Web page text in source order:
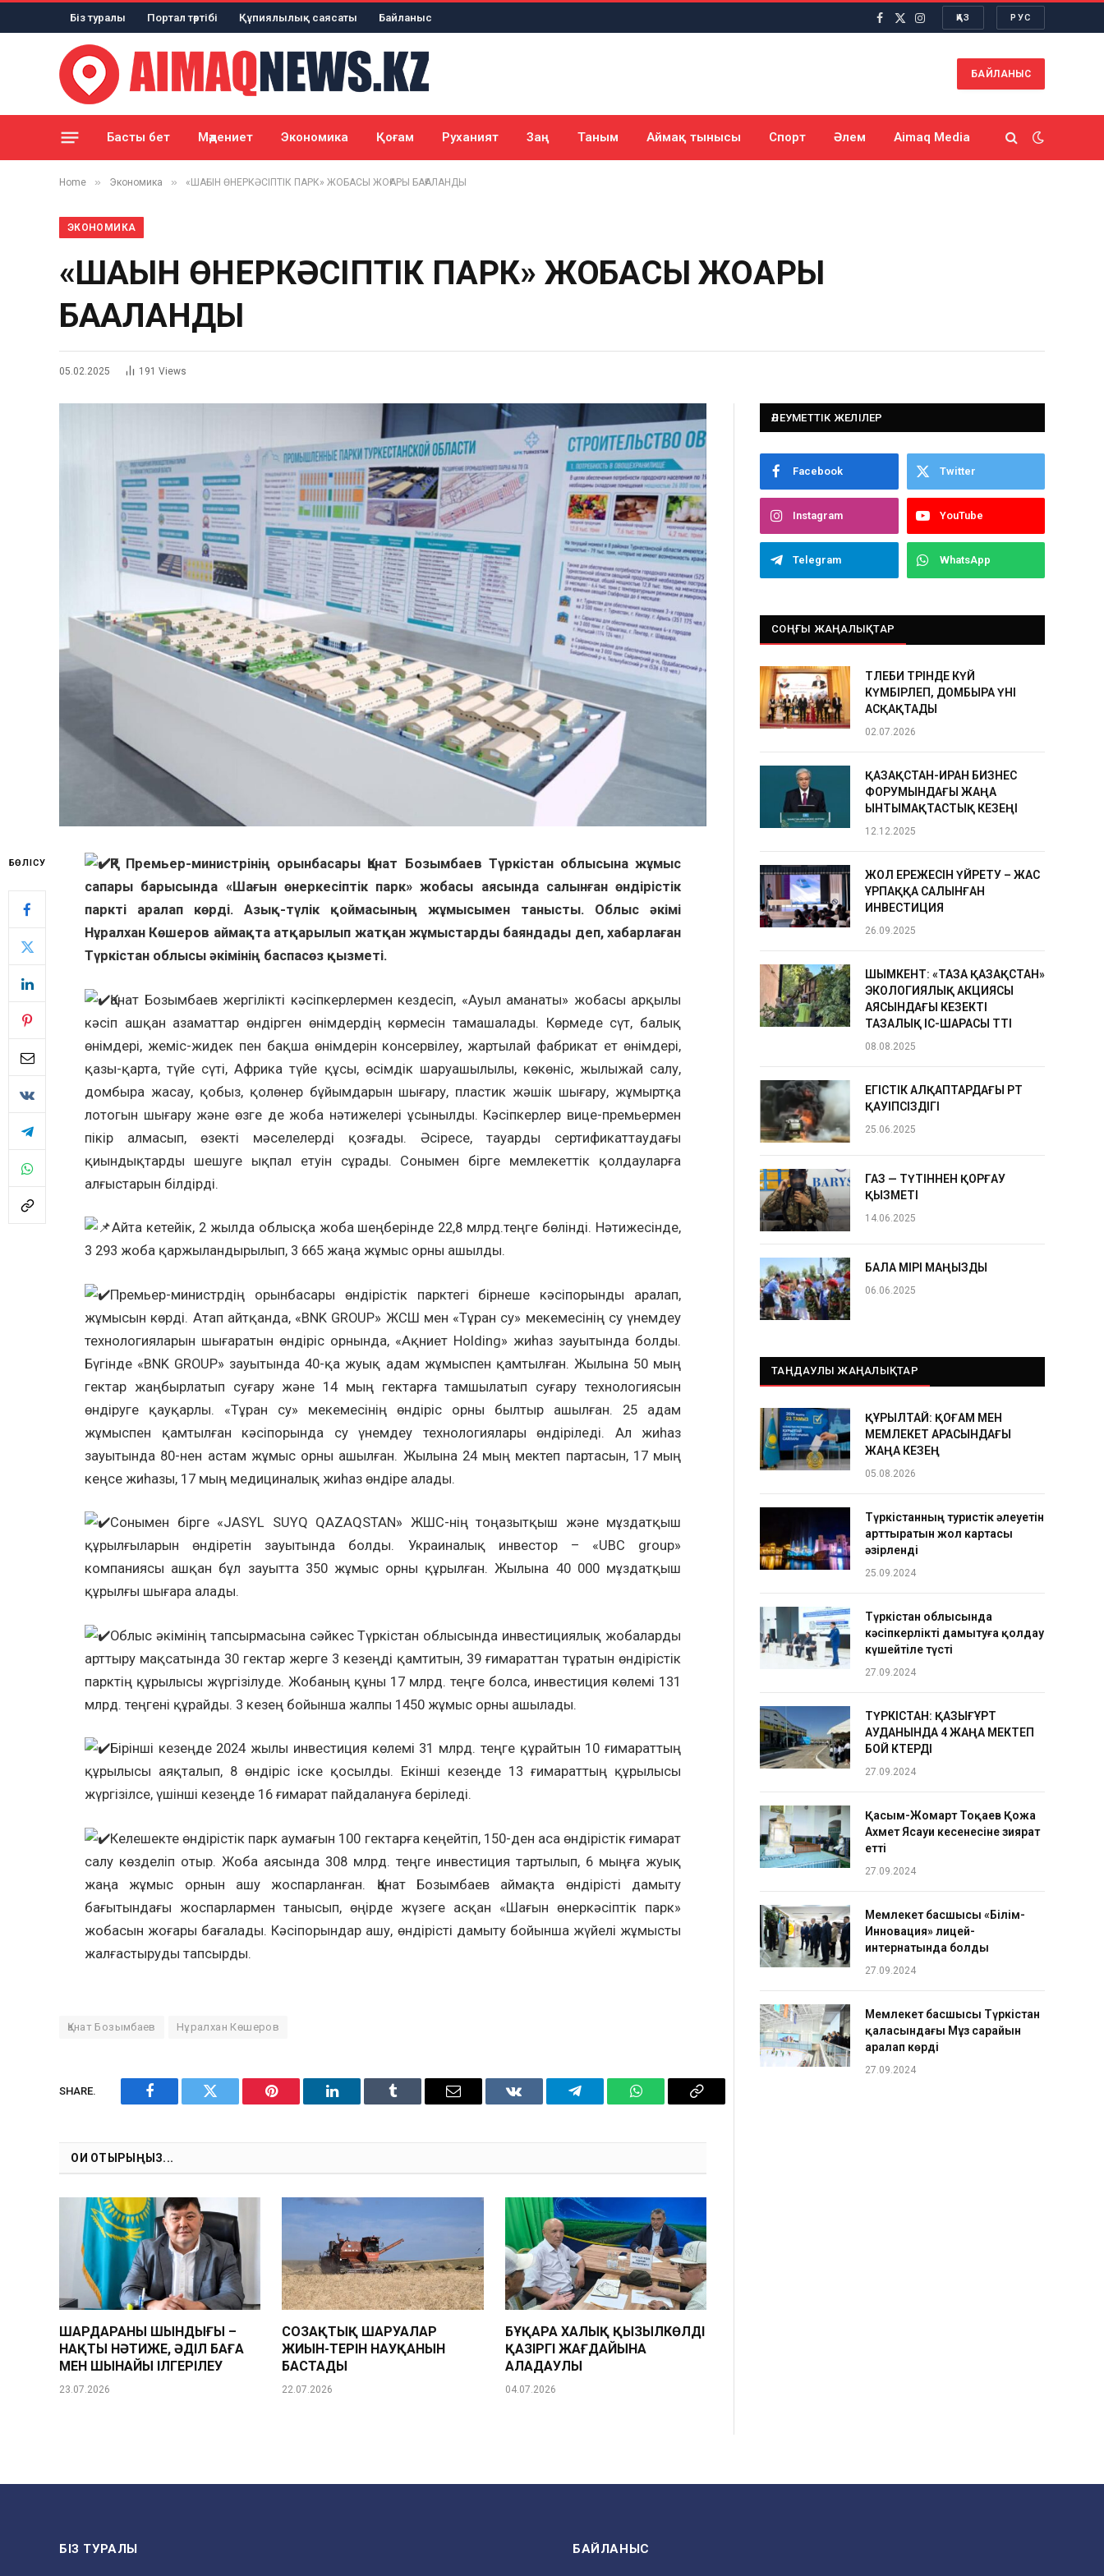
Біз туралы Портал тәртібі Құпиялылық саясаты Байланыс
Facebook
X
Instagram
ҚАЗ РУС
БАЙЛАНЫС
Басты бет Мәдениет Экономика Қоғам Руханият Заң Таным Аймақ тынысы Спорт Әлем Aimaq Media
Home » Экономика » «ШАҒЫН ӨНЕРКӘСІПТІК ПАРК» ЖОБАСЫ ЖОҒАРЫ БАҒАЛАНДЫ
ЭКОНОМИКА
«ШАҒЫН ӨНЕРКӘСІПТІК ПАРК» ЖОБАСЫ ЖОҒАРЫ
БАҒАЛАНДЫ
05.02.2025 191 Views
БӨЛІСУ
ҚР Премьер-министрінің орынбасары Қанат Бозымбаев Түркістан облысына жұмыс
сапары барысында «Шағын өнеркесіптік парк» жобасы аясында салынған өндірістік
паркті аралап көрді. Азық-түлік қоймасының жұмысымен танысты. Облыс әкімі
Нұралхан Көшеров аймақта атқарылып жатқан жұмыстарды баяндады деп, хабарлаған
Түркістан облысы әкімінің баспасөз қызметі.
Қанат Бозымбаев жергілікті кәсіпкерлермен кездесіп, «Ауыл аманаты» жобасы арқылы
кәсіп ашқан азаматтар өндірген өнімдердің көрмесін тамашалады. Көрмеде сүт, балық
өнімдері, жеміс-жидек пен бақша өнімдерін консервілеу, жартылай фабрикат ет өнімдері,
қазы-қарта, түйе сүті, Африка түйе құсы, өсімдік шаруашылылы, көкөніс, жылыжай салу,
домбыра жасау, қобыз, қолөнер бұйымдарын шығару, пластик жәшік шығару, жұмыртқа
лотогын шығару және өзге де жоба нәтижелері ұсынылды. Кәсіпкерлер вице-премьермен
пікір алмасып, өзекті мәселелерді қозғады. Әсіресе, тауарды сертификаттаудағы
қиындықтарды шешуге ықпал етуін сұрады. Сонымен бірге мемлекеттік қолдауларға
алғыстарын білдірді.
Айта кетейік, 2 жылда облысқа жоба шеңберінде 22,8 млрд.теңге бөлінді. Нәтижесінде,
3 293 жоба қаржыландырылып, 3 665 жаңа жұмыс орны ашылды.
Премьер-министрдің орынбасары өндірістік парктегі бірнеше кәсіпорынды аралап,
жұмысын көрді. Атап айтқанда, «BNK GROUP» ЖСШ мен «Тұран су» мекемесінің су үнемдеу
технологияларын шығаратын өндіріс орнында, «Ақниет Holding» жиһаз зауытында болды.
Бүгінде «BNK GROUP» зауытында 40-қа жуық адам жұмыспен қамтылған. Жылына 50 мың
гектар жаңбырлатып суғару және 14 мың гектарға тамшылатып суғару технологиясын
өндіруге қауқарлы. «Тұран су» мекемесінің өндіріс орны былтыр ашылған. 25 адам
жұмыспен қамтылған кәсіпорында су үнемдеу технологиялары өндіріледі. Ал жиһаз
зауытында 80-нен астам жұмыс орны ашылған. Жылына 24 мың мектеп партасын, 17 мың
кеңсе жиһазы, 17 мың медициналық жиһаз өндіре алады.
Сонымен бірге «JASYL SUYQ QAZAQSTAN» ЖШС-нің тоңазытқыш және мұздатқыш
құрылғыларын өндіретін зауытында болды. Украиналық инвестор – «UBC group»
компаниясы ашқан бұл зауытта 350 жұмыс орны құрылған. Жылына 40 000 мұздатқыш
құрылғы шығара алады.
Облыс әкімінің тапсырмасына сәйкес Түркістан облысында инвестициялық жобаларды
арттыру мақсатында 30 гектар жерге 3 кезеңді қамтитын, 39 ғимараттан тұратын өндірістік
парктің құрылысы жүргізілуде. Жобаның құны 17 млрд. теңге болса, инвестиция көлемі 131
млрд. теңгені құрайды. 3 кезең бойынша жалпы 1450 жұмыс орны ашылады.
Бірінші кезеңде 2024 жылы инвестиция көлемі 31 млрд. теңге құрайтын 10 ғимараттың
құрылысы аяқталып, 8 өндіріс іске қосылды. Екінші кезеңде 13 ғимараттың құрылысы
жүргізілсе, үшінші кезеңде 16 ғимарат пайдалануға беріледі.
Келешекте өндірістік парк аумағын 100 гектарға кеңейтіп, 150-ден аса өндірістік ғимарат
салу көзделіп отыр. Жоба аясында 308 млрд. теңге инвестиция тартылып, 6 мыңға жуық
жаңа жұмыс орнын ашу жоспарланған. Қанат Бозымбаев аймақта өндірісті дамыту
бағытындағы жоспарлармен танысып, өңірде жүзеге асқан «Шағын өнеркәсіптік парк»
жобасын жоғары бағалады. Кәсіпорындар ашу, өндірісті дамыту бойынша жүйелі жұмысты
жалғастыруды тапсырды.
Қанат Бозымбаев Нұралхан Көшеров
SHARE.
Facebook Twitter Pinterest LinkedIn Tumblr Email VKontakteTelegram WhatsAppCopy
ОҚИ ОТЫРЫҢЫЗ...
ШАРДАРАНЫҢ ШЫНДЫҒЫ –
НАҚТЫ НӘТИЖЕ, ӘДІЛ БАҒА
МЕН ШЫНАЙЫ ІЛГЕРІЛЕУ
23.07.2026
СОЗАҚТЫҚ ШАРУАЛАР
ЖИЫН-ТЕРІН НАУҚАНЫН
БАСТАДЫ
22.07.2026
БҰҚАРА ХАЛЫҚ ҚЫЗЫЛКӨЛДІҢ
ҚАЗІРГІ ЖАҒДАЙЫНА
АЛАҢДАУЛЫ
04.07.2026
ӘЛЕУМЕТТІК ЖЕЛІЛЕР
Facebook Twitter
Instagram YouTube
Telegram WhatsApp
СОҢҒЫ ЖАҢАЛЫҚТАР
ТӨЛЕБИ ТӨРІНДЕ КҮЙ
КҮМБІРЛЕП, ДОМБЫРА ҮНІ
АСҚАҚТАДЫ
02.07.2026
ҚАЗАҚСТАН-ИРАН БИЗНЕС
ФОРУМЫНДАҒЫ ЖАҢА
ЫНТЫМАҚТАСТЫҚ КЕЗЕҢІ
12.12.2025
ЖОЛ ЕРЕЖЕСІН ҮЙРЕТУ – ЖАС
ҰРПАҚҚА САЛЫНҒАН
ИНВЕСТИЦИЯ
26.09.2025
ШЫМКЕНТ: «ТАЗА ҚАЗАҚСТАН»
ЭКОЛОГИЯЛЫҚ АКЦИЯСЫ
АЯСЫНДАҒЫ КЕЗЕКТІ
ТАЗАЛЫҚ ІС-ШАРАСЫ ӨТТІ
08.08.2025
ЕГІСТІК АЛҚАПТАРДАҒЫ ӨРТ
ҚАУІПСІЗДІГІ
25.06.2025
ГАЗ — ТҮТІННЕН ҚОРҒАУ
ҚЫЗМЕТІ
14.06.2025
БАЛА ӨМІРІ МАҢЫЗДЫ
06.06.2025
ТАҢДАУЛЫ ЖАҢАЛЫҚТАР
ҚҰРЫЛТАЙ: ҚОҒАМ МЕН
МЕМЛЕКЕТ АРАСЫНДАҒЫ
ЖАҢА КЕЗЕҢ
05.08.2026
Түркістанның туристік әлеуетін
арттыратын жол картасы
әзірленді
25.09.2024
Түркістан облысында
кәсіпкерлікті дамытуға қолдау
күшейтіле түсті
27.09.2024
ТҮРКІСТАН: ҚАЗЫҒҰРТ
АУДАНЫНДА 4 ЖАҢА МЕКТЕП
БОЙ КӨТЕРДІ
27.09.2024
Қасым-Жомарт Тоқаев Қожа
Ахмет Ясауи кесенесіне зиярат
етті
27.09.2024
Мемлекет басшысы «Білім-
Инновация» лицей-
интернатында болды
27.09.2024
Мемлекет басшысы Түркістан
қаласындағы Мұз сарайын
аралап көрді
27.09.2024
БІЗ ТУРАЛЫ БАЙЛАНЫС